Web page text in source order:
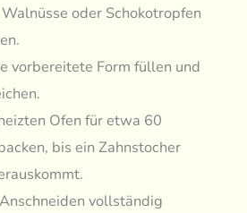
oder Schokotropfen
vorbereitete Form füllen und
Ofen für etwa 60
bis ein Zahnstocher
vollständig